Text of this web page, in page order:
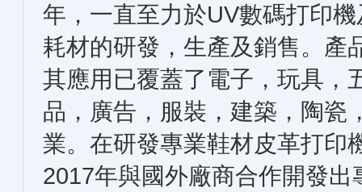
年，一直至力於UV數碼打印
耗材的研發，生產及銷售。產
其應用已覆蓋了電子，玩具，
品，廣告，服裝，建築，陶瓷
業。在研發專業鞋材皮革打印
2017年與國外廠商合作開發出